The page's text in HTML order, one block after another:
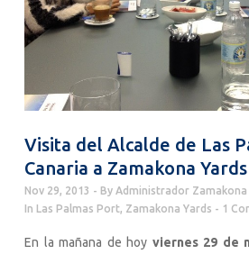
Visita del Alcalde de Las
Canaria a Zamakona Yards
Nov 29, 2013 By Administrador Zamakona
In Las Palmas Port, Zamakona Yards 1
En la mañana de hoy viernes 29 de